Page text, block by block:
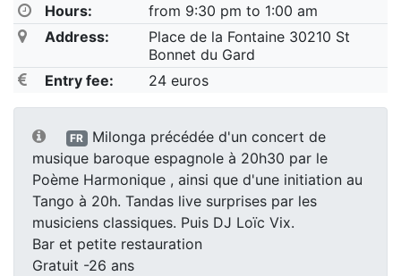
Hours:
from 9:30 pm to 1:00 am
Address:
Place de la Fontaine 30210 St
Bonnet du Gard
Entry fee:
24 euros
FR
Milonga précédée d'un concert de
musique baroque espagnole à 20h30 par le
Poème Harmonique , ainsi que d'une initiation au
Tango à 20h. Tandas live surprises par les
musiciens classiques. Puis DJ Loïc Vix.
Bar et petite restauration
Gratuit -26 ans